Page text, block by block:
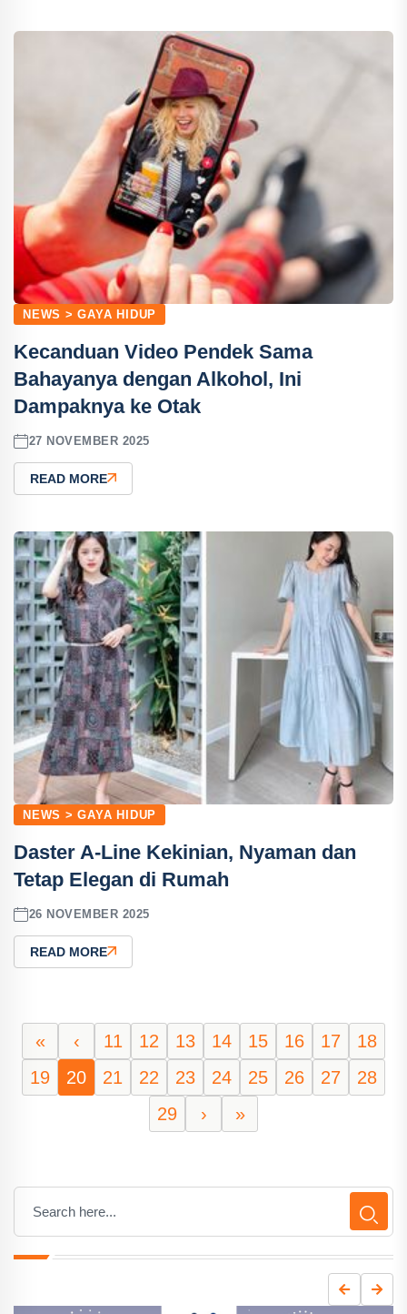
NEWS > GAYA HIDUP
Kecanduan Video Pendek Sama
Bahayanya dengan Alkohol, Ini
Dampaknya ke Otak
27 NOVEMBER 2025
READ MORE
NEWS > GAYA HIDUP
Daster A-Line Kekinian, Nyaman dan
Tetap Elegan di Rumah
26 NOVEMBER 2025
READ MORE
« ‹ 11 12 13 14 15 16 17
18
19
20 21 22 23 24 25 26 27
28
29
› »